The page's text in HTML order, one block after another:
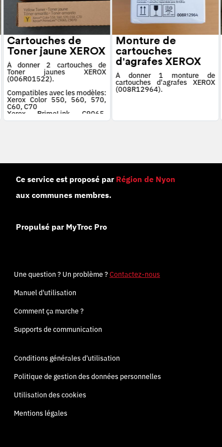
Cartouches de
Toner jaune XEROX
À donner 2 cartouches de
Toner jaunes XEROX
(006R01522).
Compatibles avec les modèles:
Xerox Color 550, 560, 570,
C60, C70
Xerox PrimeLink C9065,
C9070
Monture de
cartouches
d'agrafes XEROX
À donner 1 monture de
cartouches d'agrafes XEROX
(008R12964).
Ce service est proposé par Région de Nyon
aux communes membres.
Propulsé par MyTroc Pro
Une question ? Un problème ?Contactez-nous
Manuel d'utilisation
Comment ça marche ?
Supports de communication
Conditions générales d'utilisation
Politique de gestion des données personnelles
Utilisation des cookies
Mentions légales